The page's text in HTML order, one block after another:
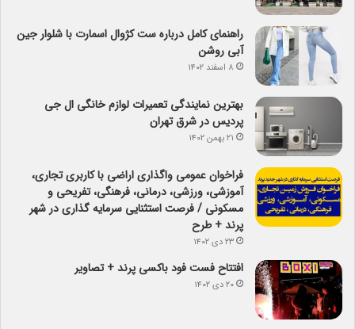
راهنمای کامل درباره ست کژوال اسمارت با شلوار جین
آبی روشن
۸ اسفند ۱۴۰۲
بهترین نمایندگی تعمیرات لوازم خانگی ال جی
پردیس در شرق تهران
۲۱ بهمن ۱۴۰۲
فراخوان عمومی واگذاری اراضی با کاربری تجاری،
آموزشی، ورزشی، درمانی، فرهنگی، تفریحی و
مسکونی / فرصت استثنایی سرمایه گذاری در شهر
پرند + طرح
۲۳ دی ۱۴۰۲
افتتاح فست فود باکسی پرند + تصاویر
۲۰ دی ۱۴۰۲